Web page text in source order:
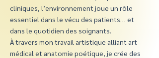
cliniques, l’environnement joue un rôle
essentiel dans le vécu des patients… et
dans le quotidien des soignants.
À travers mon travail artistique alliant art
médical et anatomie poétique, je crée des